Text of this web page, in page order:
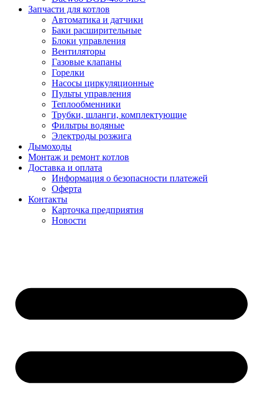
Запчасти для котлов
Автоматика и датчики
Баки расширительные
Блоки управления
Вентиляторы
Газовые клапаны
Горелки
Насосы циркуляционные
Пульты управления
Теплообменники
Трубки, шланги, комплектующие
Фильтры водяные
Электроды розжига
Дымоходы
Монтаж и ремонт котлов
Доставка и оплата
Информация о безопасности платежей
Оферта
Контакты
Карточка предприятия
Новости